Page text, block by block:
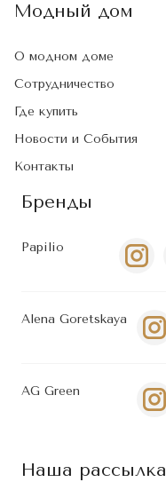
Модный дом
О модном доме
Сотрудничество
Где купить
Новости и События
Контакты
Бренды
Papilio
Alena Goretskaya
AG Green
Наша рассылка